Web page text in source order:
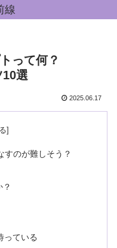
線
って何？
選
2025.06.17
のが難しそう？
っている